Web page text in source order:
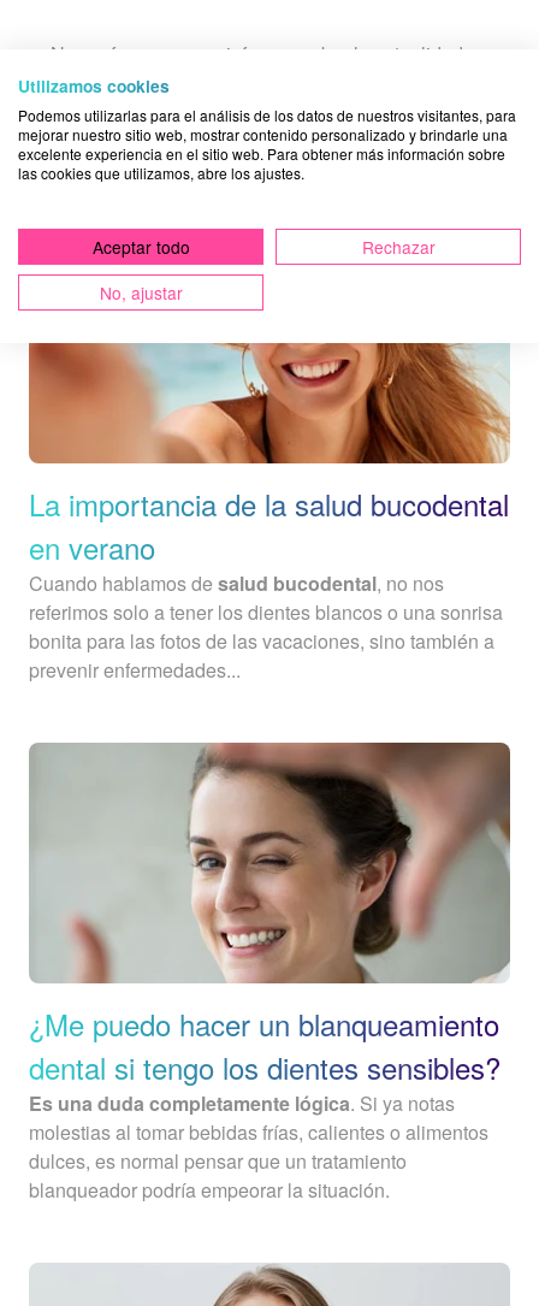
Nos esforzamos por informar sobre la actualidad en
tratamientos dentales y nuevos servicios que podamos
ofrecer desde la clínica dental Acuadental.Ver toda la
información.
La importancia de la salud bucodental
en verano
Cuando hablamos de salud bucodental, no nos
referimos solo a tener los dientes blancos o una sonrisa
bonita para las fotos de las vacaciones, sino también a
prevenir enfermedades...
¿Me puedo hacer un blanqueamiento
dental si tengo los dientes sensibles?
Es una duda completamente lógica. Si ya notas
molestias al tomar bebidas frías, calientes o alimentos
dulces, es normal pensar que un tratamiento
blanqueador podría empeorar la situación.
Utilizamos cookies
Podemos utilizarlas para el análisis de los datos de nuestros visitantes, para
mejorar nuestro sitio web, mostrar contenido personalizado y brindarle una
excelente experiencia en el sitio web. Para obtener más información sobre
las cookies que utilizamos, abre los ajustes.
Aceptar todo
Rechazar
No, ajustar